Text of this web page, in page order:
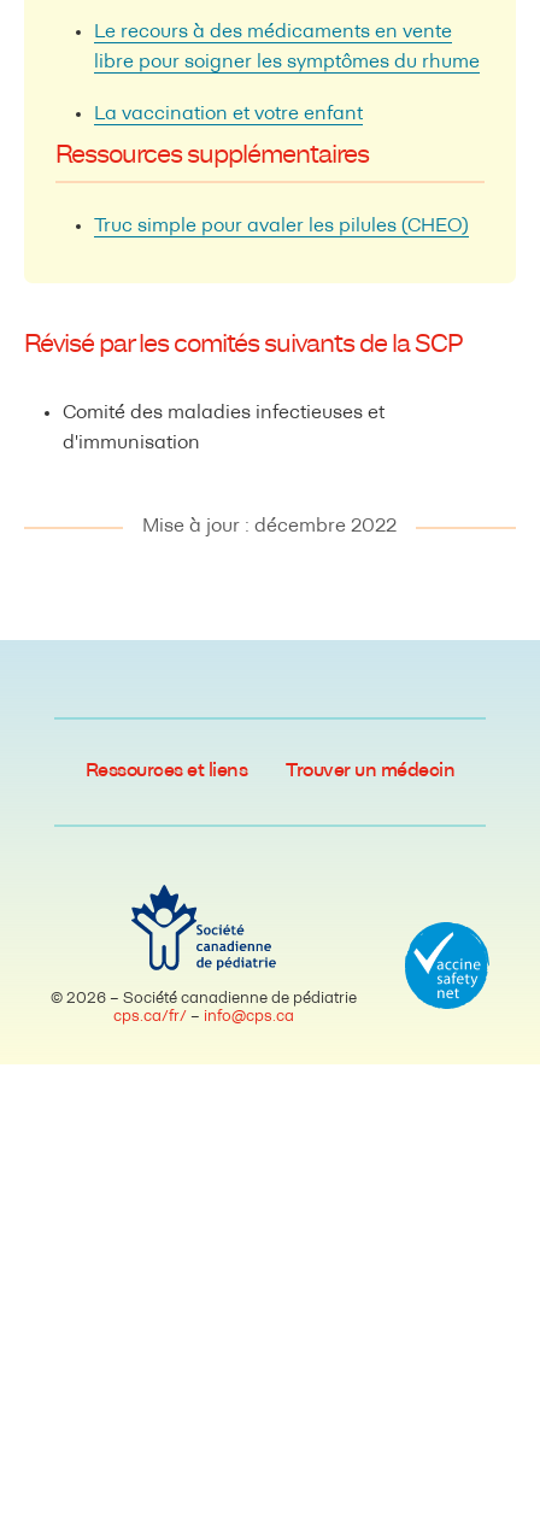
Le recours à des médicaments en vente
libre pour soigner les symptômes du rhume
La vaccination et votre enfant
Ressources supplémentaires
Truc simple pour avaler les pilules (CHEO)
Révisé par les comités suivants de la SCP
Comité des maladies infectieuses et
d'immunisation
Mise à jour : décembre 2022
Ressources et liens Trouver un médecin
© 2026 – Société canadienne de pédiatrie
cps.ca/fr/ – info@cps.ca